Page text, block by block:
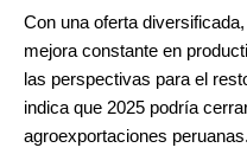
Con una oferta
mejora constante en
las perspectivas para el
indica que 2025 podría
agroexportaciones peruanas.